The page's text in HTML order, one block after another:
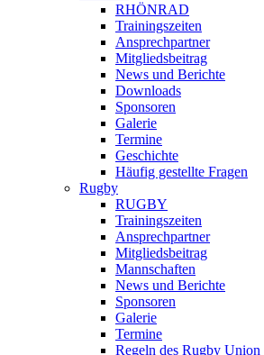
RHÖNRAD
Trainingszeiten
Ansprechpartner
Mitgliedsbeitrag
News und Berichte
Downloads
Sponsoren
Galerie
Termine
Geschichte
Häufig gestellte Fragen
Rugby
RUGBY
Trainingszeiten
Ansprechpartner
Mitgliedsbeitrag
Mannschaften
News und Berichte
Sponsoren
Galerie
Termine
Regeln des Rugby Union